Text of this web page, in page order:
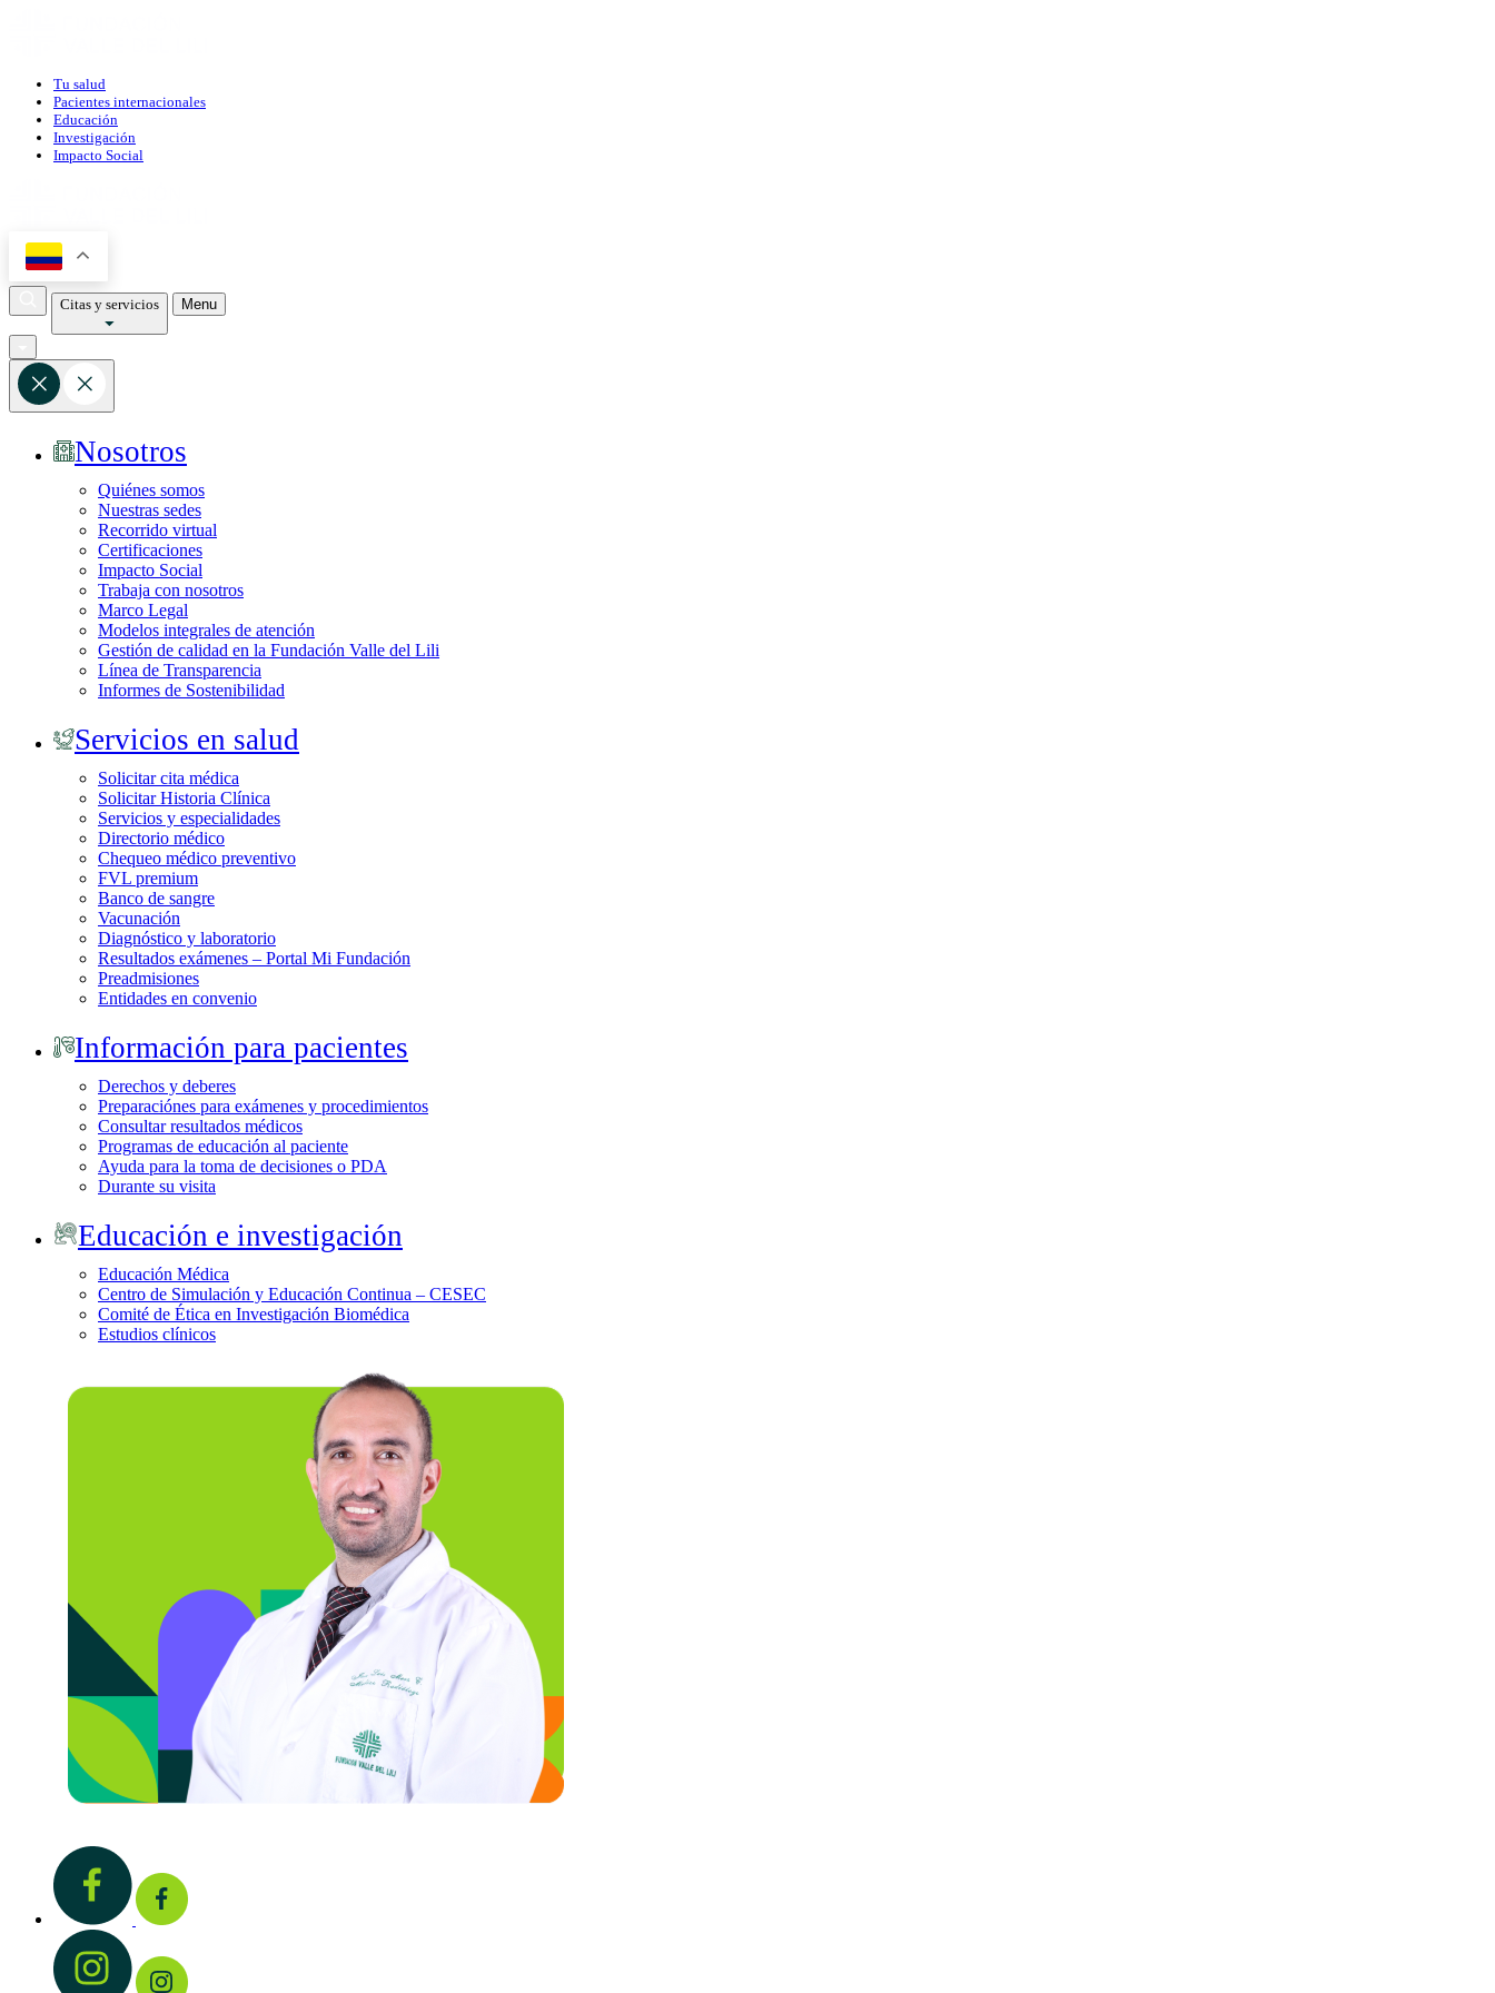
Tu salud
Pacientes internacionales
Educación
Investigación
Impacto Social
Citas y servicios Menu
Nosotros
Quiénes somos
Nuestras sedes
Recorrido virtual
Certificaciones
Impacto Social
Trabaja con nosotros
Marco Legal
Modelos integrales de atención
Gestión de calidad en la Fundación Valle del Lili
Línea de Transparencia
Informes de Sostenibilidad
Servicios en salud
Solicitar cita médica
Solicitar Historia Clínica
Servicios y especialidades
Directorio médico
Chequeo médico preventivo
FVL premium
Banco de sangre
Vacunación
Diagnóstico y laboratorio
Resultados exámenes – Portal Mi Fundación
Preadmisiones
Entidades en convenio
Información para pacientes
Derechos y deberes
Preparaciónes para exámenes y procedimientos
Consultar resultados médicos
Programas de educación al paciente
Ayuda para la toma de decisiones o PDA
Durante su visita
Educación e investigación
Educación Médica
Centro de Simulación y Educación Continua – CESEC
Comité de Ética en Investigación Biomédica
Estudios clínicos